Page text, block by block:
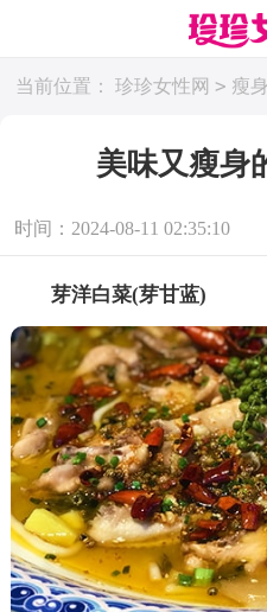
当前位置： 珍珍女性网 > 瘦身
美味又瘦身
时间：2024-08-11 02:35:10
芽洋白菜(芽甘蓝)